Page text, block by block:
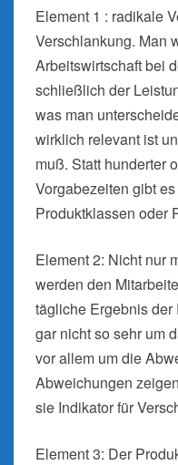
Element 1 : radikale
Verschlankung. Man
Arbeitswirtschaft bei
schließlich der
was man
wirklich relevant ist
muß. Statt hunderter
Vorgabezeiten gibt
Produktklassen oder
Element 2: Nicht nur
werden den
tägliche Ergebnis
gar nicht so sehr um
vor allem um die
Abweichungen
sie Indikator für
Element 3: Der